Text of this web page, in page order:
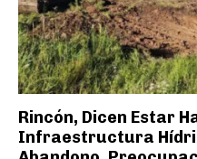
Rincón, Dicen Estar
Infraestructura